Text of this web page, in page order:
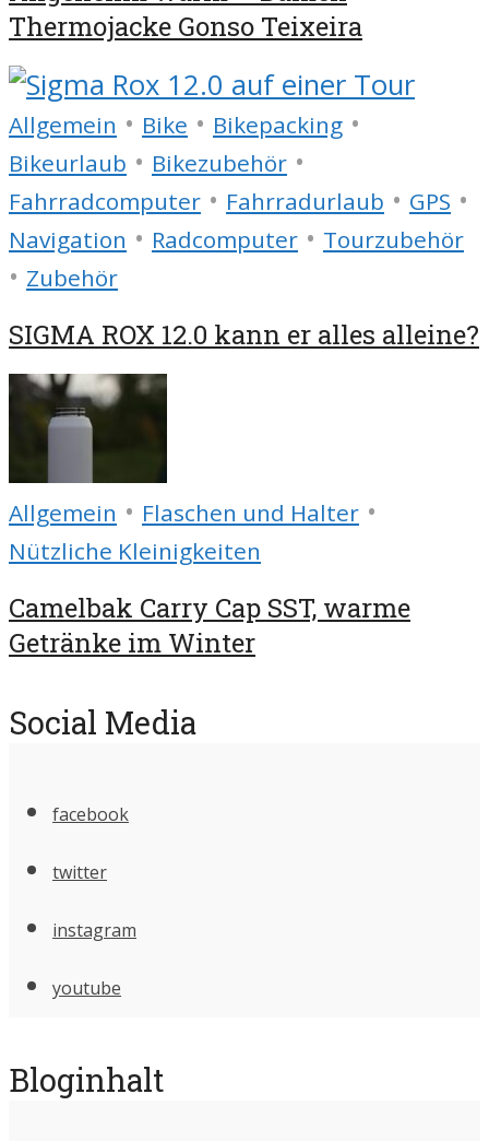
Thermojacke Gonso Teixeira
Allgemein • Bike • Bikepacking •
Bikeurlaub • Bikezubehör •
Fahrradcomputer • Fahrradurlaub • GPS •
Navigation • Radcomputer • Tourzubehör
• Zubehör
SIGMA ROX 12.0 kann er alles alleine?
Allgemein • Flaschen und Halter •
Nützliche Kleinigkeiten
Camelbak Carry Cap SST, warme
Getränke im Winter
Social Media
facebook
twitter
instagram
youtube
Bloginhalt